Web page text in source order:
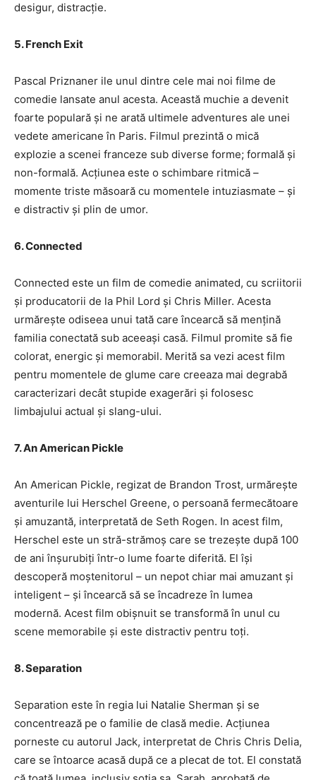
desigur, distracție.
5. French Exit
Pascal Priznaner ile unul dintre cele mai noi filme de
comedie lansate anul acesta. Această muchie a devenit
foarte populară și ne arată ultimele adventures ale unei
vedete americane în Paris. Filmul prezintă o mică
explozie a scenei franceze sub diverse forme; formală și
non-formală. Acțiunea este o schimbare ritmică –
momente triste măsoară cu momentele intuziasmate – și
e distractiv și plin de umor.
6. Connected
Connected este un film de comedie animated, cu scriitorii
și producatorii de la Phil Lord și Chris Miller. Acesta
urmărește odiseea unui tată care încearcă să mențină
familia conectată sub aceeași casă. Filmul promite să fie
colorat, energic și memorabil. Merită sa vezi acest film
pentru momentele de glume care creeaza mai degrabă
caracterizari decât stupide exagerări și folosesc
limbajului actual și slang-ului.
7. An American Pickle
An American Pickle, regizat de Brandon Trost, urmărește
aventurile lui Herschel Greene, o persoană fermecătoare
și amuzantă, interpretată de Seth Rogen. In acest film,
Herschel este un stră-strămoș care se trezește după 100
de ani înșurubiți într-o lume foarte diferită. El își
descoperă moștenitorul – un nepot chiar mai amuzant și
inteligent – și încearcă să se încadreze în lumea
modernă. Acest film obișnuit se transformă în unul cu
scene memorabile și este distractiv pentru toți.
8. Separation
Separation este în regia lui Natalie Sherman și se
concentrează pe o familie de clasă medie. Acțiunea
porneste cu autorul Jack, interpretat de Chris Chris Delia,
care se întoarce acasă după ce a plecat de tot. El constată